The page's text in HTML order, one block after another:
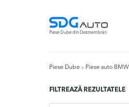
Piese Dube din Dezmembrări
Piese Dube » Piese auto BMW
FILTREAZĂ REZULTATELE